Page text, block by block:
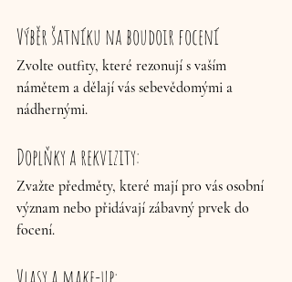
Výběr šatníku na boudoir focení
Zvolte outfity, které rezonují s vaším
námětem a dělají vás sebevědomými a
nádhernými.
Doplňky a rekvizity:
Zvažte předměty, které mají pro vás osobní
význam nebo přidávají zábavný prvek do
focení.